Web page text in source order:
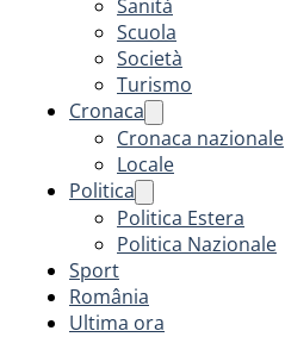
Sanità
Scuola
Società
Turismo
Cronaca
Cronaca nazionale
Locale
Politica
Politica Estera
Politica Nazionale
Sport
România
Ultima ora